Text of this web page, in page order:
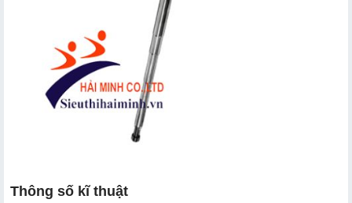
Thông số kĩ thuật